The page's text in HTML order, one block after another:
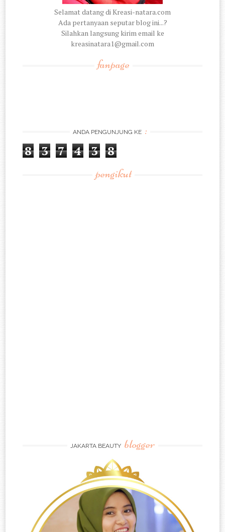
Selamat datang di Kreasi-natara.com
Ada pertanyaan seputar blog ini...?
Silahkan langsung kirim email ke
kreasinatara1@gmail.com
fanpage
ANDA PENGUNJUNG KE :
8 3 7 4 3 8
pengikut
JAKARTA BEAUTY blogger